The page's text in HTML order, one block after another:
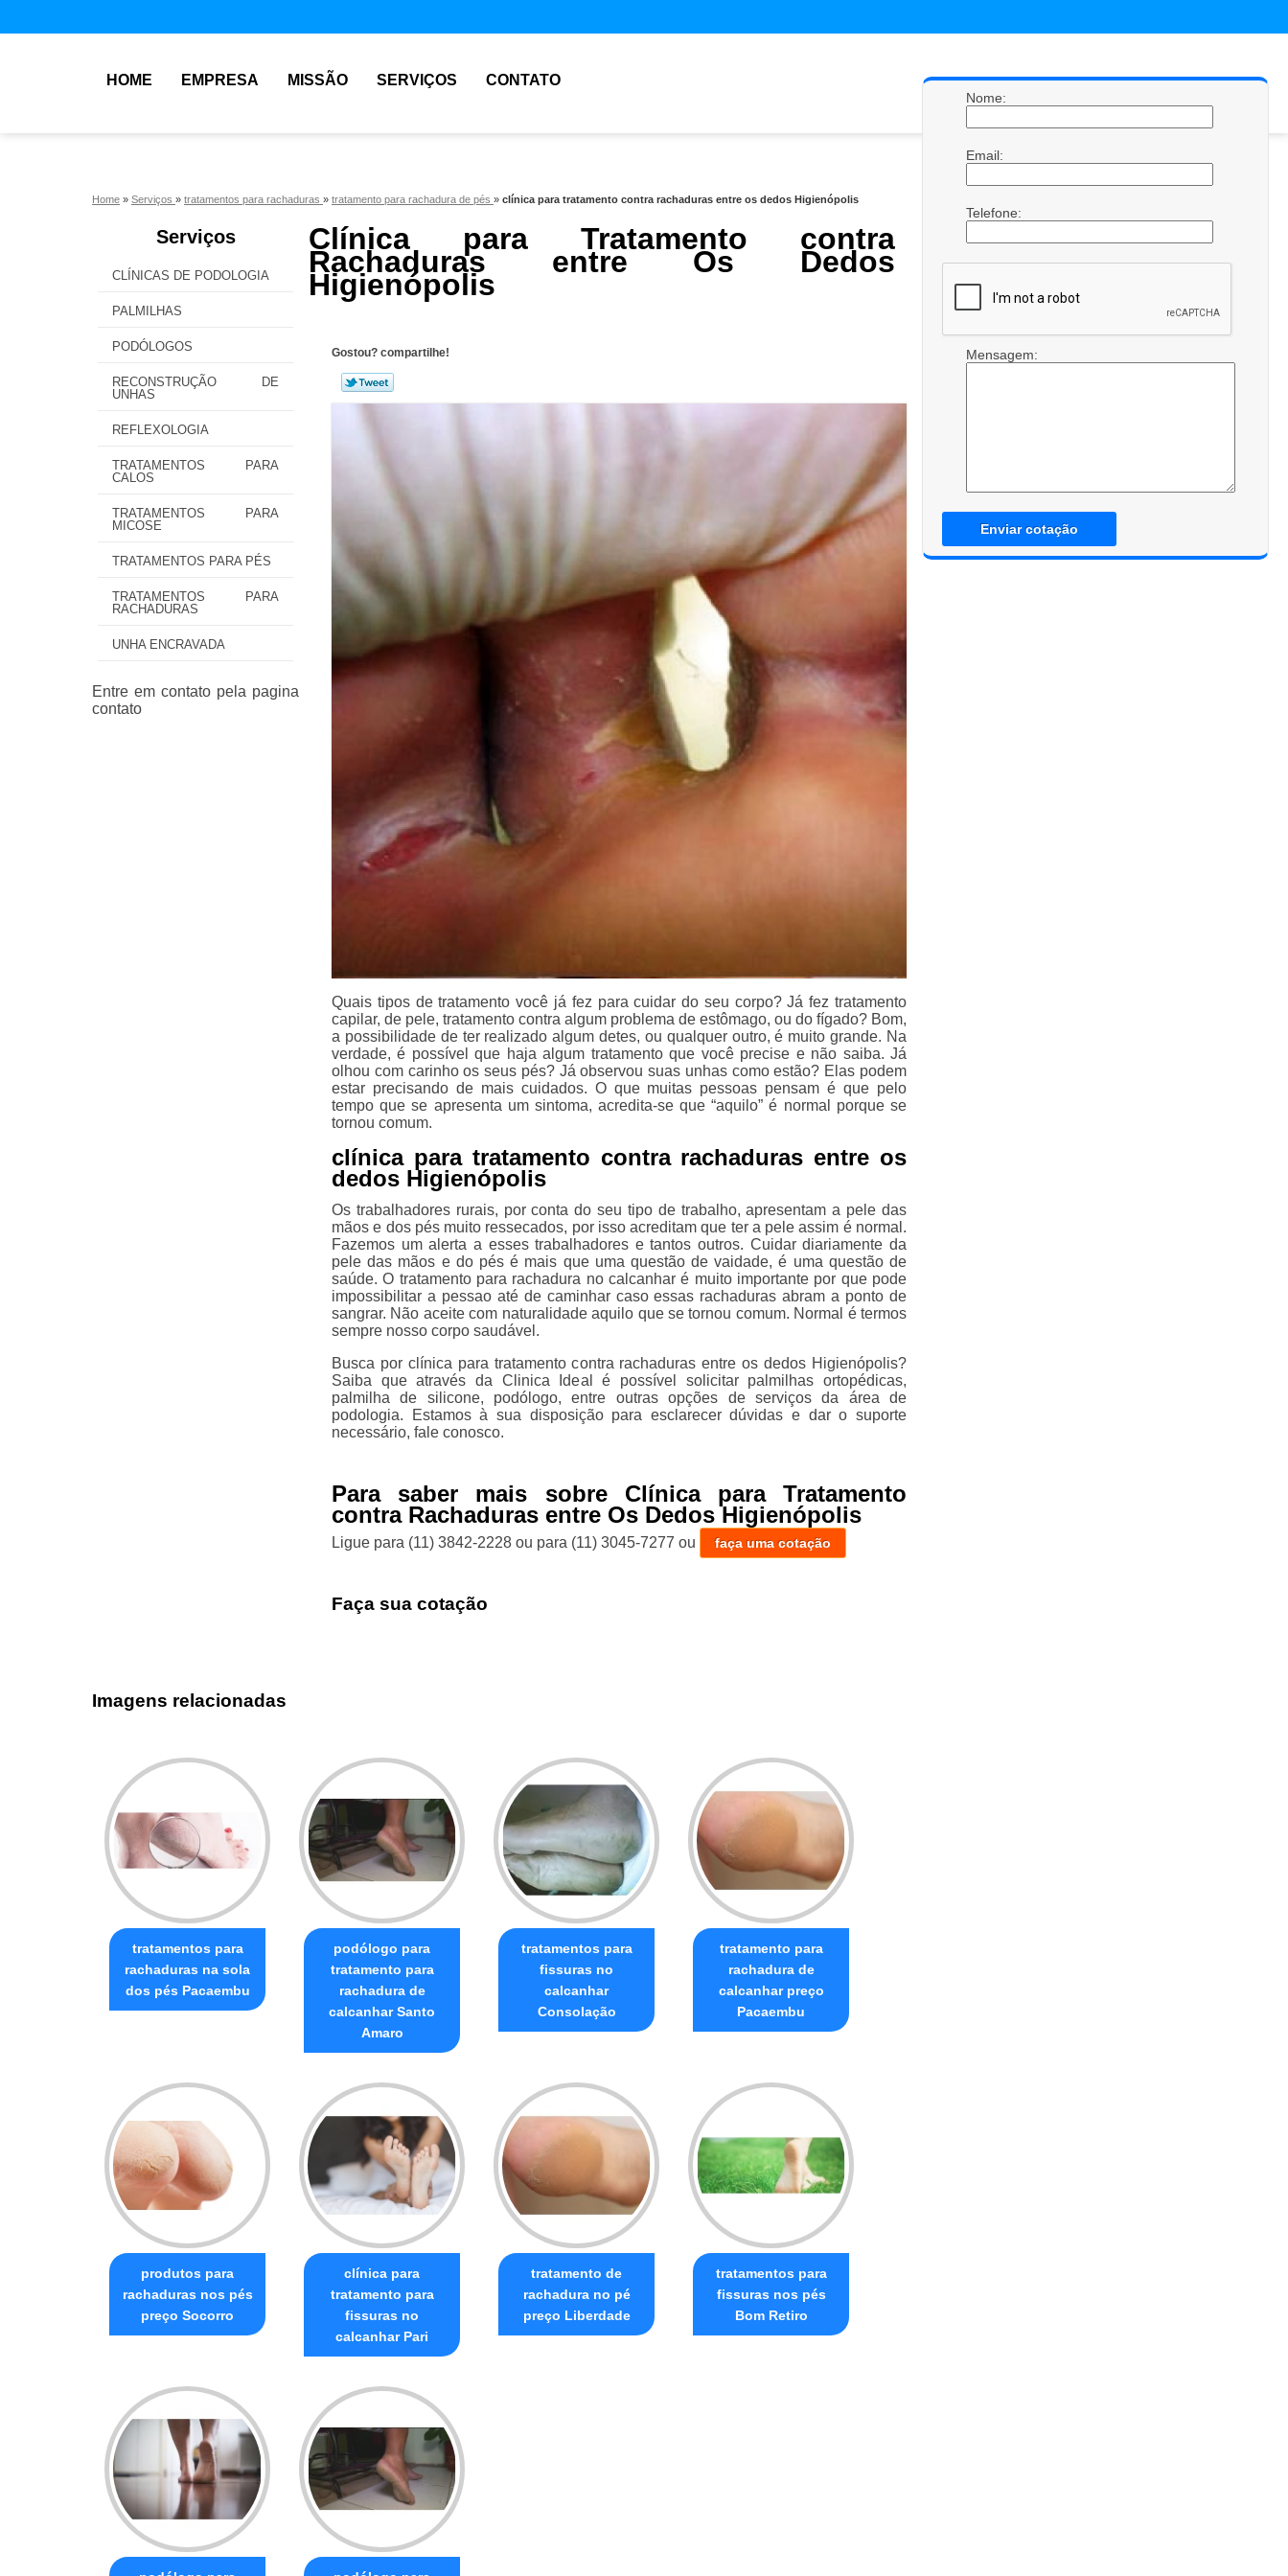
HOME EMPRESA MISSÃO SERVIÇOS CONTATO
Home » Serviços » tratamentos para rachaduras » tratamento para rachadura de pés » clínica para tratamento contra rachaduras entre os dedos Higienópolis
Serviços
CLÍNICAS DE PODOLOGIA
PALMILHAS
PODÓLOGOS
RECONSTRUÇÃO DE
UNHAS
REFLEXOLOGIA
TRATAMENTOS PARA
CALOS
TRATAMENTOS PARA
MICOSE
TRATAMENTOS PARA PÉS
TRATAMENTOS PARA
RACHADURAS
UNHA ENCRAVADA
Clínica para Tratamento contra
Rachaduras entre Os Dedos
Higienópolis
Gostou? compartilhe!
Quais tipos de tratamento você já fez para cuidar do seu corpo? Já fez tratamento
capilar, de pele, tratamento contra algum problema de estômago, ou do fígado? Bom,
a possibilidade de ter realizado algum detes, ou qualquer outro, é muito grande. Na
verdade, é possível que haja algum tratamento que você precise e não saiba. Já
olhou com carinho os seus pés? Já observou suas unhas como estão? Elas podem
estar precisando de mais cuidados. O que muitas pessoas pensam é que pelo
tempo que se apresenta um sintoma, acredita-se que “aquilo” é normal porque se
tornou comum.
clínica para tratamento contra rachaduras entre os
dedos Higienópolis
Os trabalhadores rurais, por conta do seu tipo de trabalho, apresentam a pele das
mãos e dos pés muito ressecados, por isso acreditam que ter a pele assim é normal.
Fazemos um alerta a esses trabalhadores e tantos outros. Cuidar diariamente da
pele das mãos e do pés é mais que uma questão de vaidade, é uma questão de
saúde. O tratamento para rachadura no calcanhar é muito importante por que pode
impossibilitar a pessao até de caminhar caso essas rachaduras abram a ponto de
sangrar. Não aceite com naturalidade aquilo que se tornou comum. Normal é termos
sempre nosso corpo saudável.
Busca por clínica para tratamento contra rachaduras entre os dedos Higienópolis?
Saiba que através da Clinica Ideal é possível solicitar palmilhas ortopédicas,
palmilha de silicone, podólogo, entre outras opções de serviços da área de
podologia. Estamos à sua disposição para esclarecer dúvidas e dar o suporte
necessário, fale conosco.
Para saber mais sobre Clínica para Tratamento
contra Rachaduras entre Os Dedos Higienópolis
Ligue para (11) 3842-2228 ou para (11) 3045-7277 ou faça uma cotação
Faça sua cotação
Nome:
Email:
Telefone:
Mensagem:
Enviar cotação
Imagens relacionadas
tratamentos para
rachaduras na sola
dos pés Pacaembu
podólogo para
tratamento para
rachadura de
calcanhar Santo
Amaro
tratamentos para
fissuras no
calcanhar
Consolação
tratamento para
rachadura de
calcanhar preço
Pacaembu
produtos para
rachaduras nos pés
preço Socorro
clínica para
tratamento para
fissuras no
calcanhar Pari
tratamento de
rachadura no pé
preço Liberdade
tratamentos para
fissuras nos pés
Bom Retiro